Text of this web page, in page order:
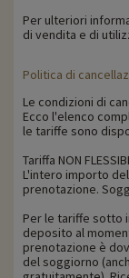
Per ulteriori
di vendita e di
Politica di
Le condizioni di
Ecco l'elenco
le tariffe sono
Tariffa NON
L'intero importo
prenotazione.
Per le tariffe sotto
deposito al
prenotazione è
del soggiorno